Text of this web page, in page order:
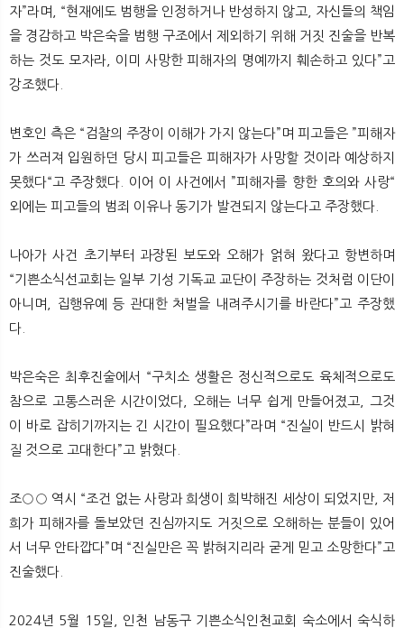
자”라며, “현재에도 범행을 인정하거나 반성하지 않고, 자신들의 책임
을 경감하고 박은숙을 범행 구조에서 제외하기 위해 거짓 진술을 반복
하는 것도 모자라, 이미 사망한 피해자의 명예까지 훼손하고 있다”고
강조했다.
변호인 측은 “검찰의 주장이 이해가 가지 않는다”며 피고들은 ”피해자
가 쓰러져 입원하던 당시 피고들은 피해자가 사망할 것이라 예상하지
못했다“고 주장했다. 이어 이 사건에서 ”피해자를 향한 호의와 사랑“
외에는 피고들의 범죄 이유나 동기가 발견되지 않는다고 주장했다.
나아가 사건 초기부터 과장된 보도와 오해가 얽혀 왔다고 항변하며
“기쁜소식선교회는 일부 기성 기독교 교단이 주장하는 것처럼 이단이
아니며, 집행유예 등 관대한 처벌을 내려주시기를 바란다”고 주장했
다.
박은숙은 최후진술에서 “구치소 생활은 정신적으로도 육체적으로도
참으로 고통스러운 시간이었다, 오해는 너무 쉽게 만들어졌고, 그것
이 바로 잡히기까지는 긴 시간이 필요했다”라며 “진실이 반드시 밝혀
질 것으로 고대한다”고 밝혔다.
조○○ 역시 “조건 없는 사랑과 희생이 희박해진 세상이 되었지만, 저
희가 피해자를 돌보았던 진심까지도 거짓으로 오해하는 분들이 있어
서 너무 안타깝다”며 “진실만은 꼭 밝혀지리라 굳게 믿고 소망한다”고
진술했다.​
2024년 5월 15일, 인천 남동구 기쁜소식인천교회 숙소에서 숙식하